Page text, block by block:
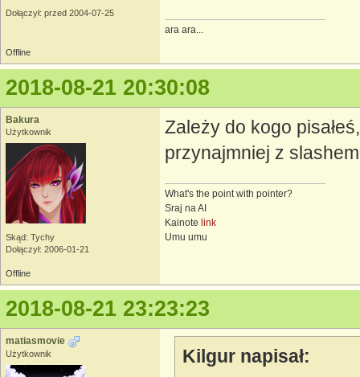
Dołączył: przed 2004-07-25
ara ara...
Offline
2018-08-21 20:30:08
Bakura
Użytkownik
Skąd: Tychy
Dołączył: 2006-01-21
Zależy do kogo
przynajmniej z
What's the point with pointer?
Sraj na AI
Kainote link
Umu umu
Offline
2018-08-21 23:23:23
matiasmovie
Użytkownik
Kilgur napisał: